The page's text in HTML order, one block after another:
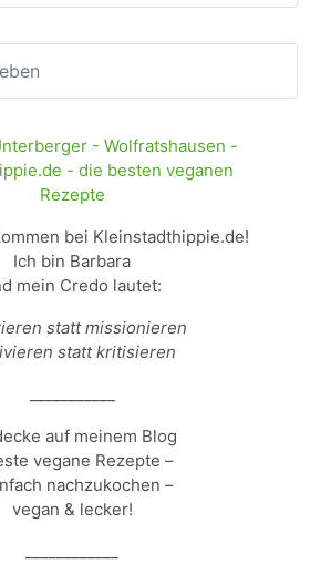
bei Kleinstadthippie.de!
Ich bin Barbara
mein Credo lautet:
statt missionieren
statt kritisieren
auf meinem Blog
vegane Rezepte –
nachzukochen –
vegan & lecker!